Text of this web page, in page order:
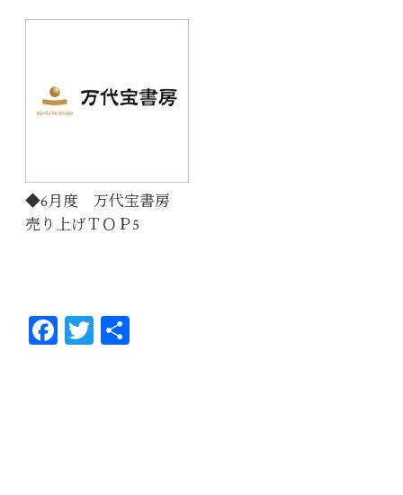
◆6月度 万代宝書房
売り上げＴＯＰ5
Fa T